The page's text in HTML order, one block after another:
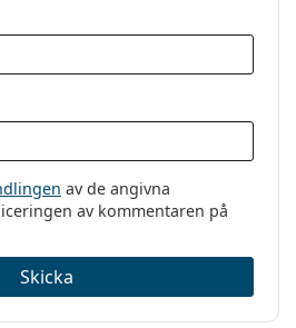
av de angivna
av kommentaren på
Skicka